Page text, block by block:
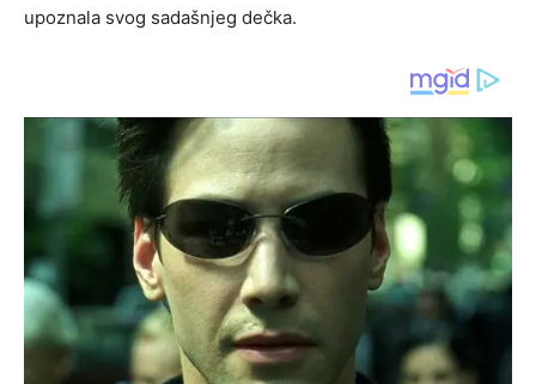
upoznala svog sadašnjeg dečka.